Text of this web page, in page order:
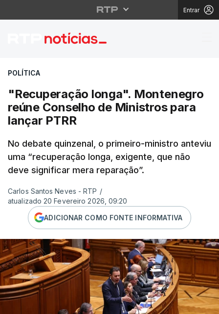
Entrar
"Recuperação longa".
POLÍTICA
"Recuperação longa". Montenegro
reúne Conselho de Ministros para
lançar PTRR
No debate quinzenal, o primeiro-ministro anteviu
uma “recuperação longa, exigente, que não
deve significar mera reparação”.
Carlos Santos Neves - RTP /
atualizado 20 Fevereiro 2026, 09:20
ADICIONAR COMO FONTE INFORMATIVA